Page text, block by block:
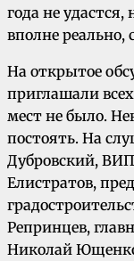
года не удастся,
вполне
На открытое
приглашали
мест не было.
постоять. На
Дубровский,
Елистратов,
Репринцев,
Николай